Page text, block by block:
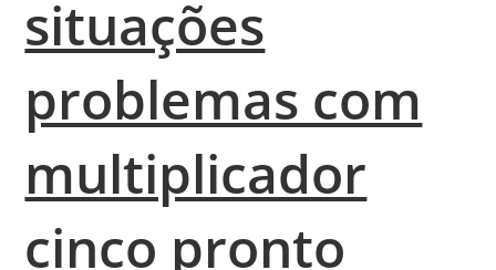
situações
problemas com
multiplicador
cinco pronto